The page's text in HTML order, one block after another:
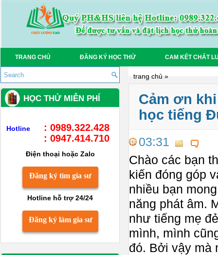
TRANG CHỦ ĐĂNG KÝ HỌC THỬ CAM KẾT CHẤT
trang chủ »
Cảm ơn
học tiếng
03:31
Chào các bạn
kiến đóng góp
nhiều bạn
năng phát âm.
như tiếng mẹ
mình, mình
đó. Bởi vậy mà
HỌC THỬ MIỄN PHÍ
Hotline
: 0989.322.428
: 0947.414.710
Điện thoại hoặc Zalo
Đăng ký tìm gia sư
Hotline hỗ trợ 24/24
Đăng ký làm gia sư